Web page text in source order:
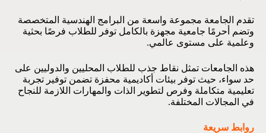
تقدم الجامعة مجموعة واسعة من البرامج الهندسية المتخصصة
وتضم أحرمًا جامعية مجهزة بالكامل توفر للطلاب فرصًا بحثية
وعلمية على مستوى عالمي.
هذه الجامعات تمثل نقاط جذب للطلاب المحليين والدوليين على
حد سواء، حيث توفر بيئات أكاديمية محفزة تضمن توفير تجربة
تعليمية متكاملة وفرص لتطوير الذات والمهارات اللازمة للنجاح
في المجالات المختلفة.
روابط سريعة